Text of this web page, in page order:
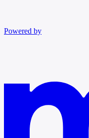
Powered by